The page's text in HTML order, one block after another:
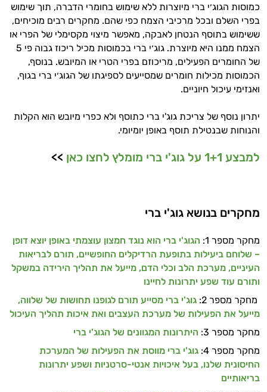
כמוסות הגוג׳י ברי מיוצרות ללא שימוש בחומרי הדברה, תוך שימוש
בפרי השלם ובכל מרכיבי הצמח כפי שהם. מחקרים רבים מוכיחים,
ששימוש בתוסף הנטחן לאבקה, מאפשר מיצוי מקסימלי של הפרי או
הצמח ממנו היא מיוצרת. גוג׳י ברי בכמוסות מכיל ריכוז גבוה פי 5
של החומרים הפעילים, מריכוזם בפרי הטרי או המיובש. בנוסף,
הכמוסות מכילות חומרים שמסייעים לספיגתו של הגוג׳י ברי בגוף,
ואנזימי עיכול חיוניים.
יתרון נוסף של צריכת גוג'י ברי כתוסף ולא כפרי מיובש הוא הקלות
והנוחות שבנטילת תוסף באופן יומיומי.
למבצע 1+1 על גוג'י ברי מומלץ לחצו כאן >>
מחקרים בנושא גוג'י ברי
מחקר מספר 1:
הגוג'י ברי הוא נוגד חמצון עוצמתי באופן יוצא דופן
– שלוחם ביעילות בתופעת הרדיקלים החופשיים, תורם לבריאות
העיניים, מערכת הלב וכלי הדם, מייעל את תהליך הירידה במשקל
ותורם עוד שפע יתרונות לחיינו
מחקר מספר 2:
גוג'י ברי מסייע תורם לגופנו תחושות של שלווה,
מייעל את הפעילות של מערכת העצבים ואת איכות תהליך העיכול
מחקר מספר 3:
היתרונות המגוונים של הגוג'י ברי
מחקר מספר 4:
גוג'י ברי מווסת את הפעילות של המערכת
החיסונית שלנו, בעל איכויות אנטי-סרטניות ושפע יתרונות
בריאותיים